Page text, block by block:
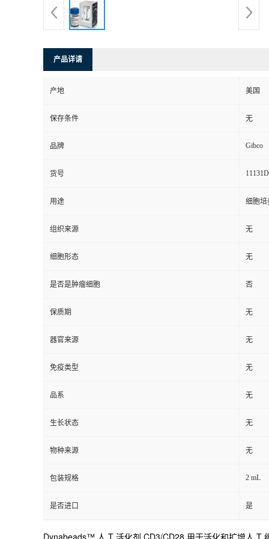
产品详请
产地 美国
保存条件 无
品牌 Gibco
货号 11131D
用途 细胞培
组织来源 无
细胞形态 无
是否是肿瘤细胞 否
保质期 无
器官来源 无
免疫类型 无
品系 无
生长状态 无
物种来源 无
包装规格 2 mL
是否进口 是
Dynabeads™ 人 T 活化剂 CD3/CD28 用于活化和扩增人 T